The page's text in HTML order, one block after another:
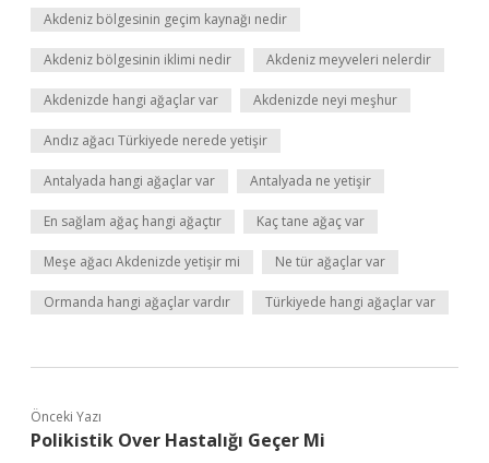
Akdeniz bölgesinin geçim kaynağı nedir
Akdeniz bölgesinin iklimi nedir Akdeniz meyveleri nelerdir
Akdenizde hangi ağaçlar var Akdenizde neyi meşhur
Andız ağacı Türkiyede nerede yetişir
Antalyada hangi ağaçlar var Antalyada ne yetişir
En sağlam ağaç hangi ağaçtır Kaç tane ağaç var
Meşe ağacı Akdenizde yetişir mi Ne tür ağaçlar var
Ormanda hangi ağaçlar vardır Türkiyede hangi ağaçlar var
Önceki Yazı
Polikistik Over Hastalığı Geçer Mi